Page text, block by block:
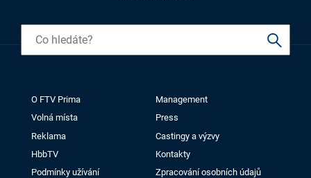
O FTV Prima
Management
Volná místa
Press
Reklama
Castingy a výzvy
HbbTV
Kontakty
Podmínky užívání
Zpracování osobních údajů